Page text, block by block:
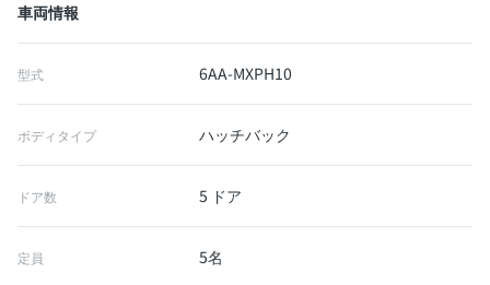
車両情報
型式 6AA-MXPH10
ボディタイプ ハッチバック
ドア数 5 ドア
定員 5名